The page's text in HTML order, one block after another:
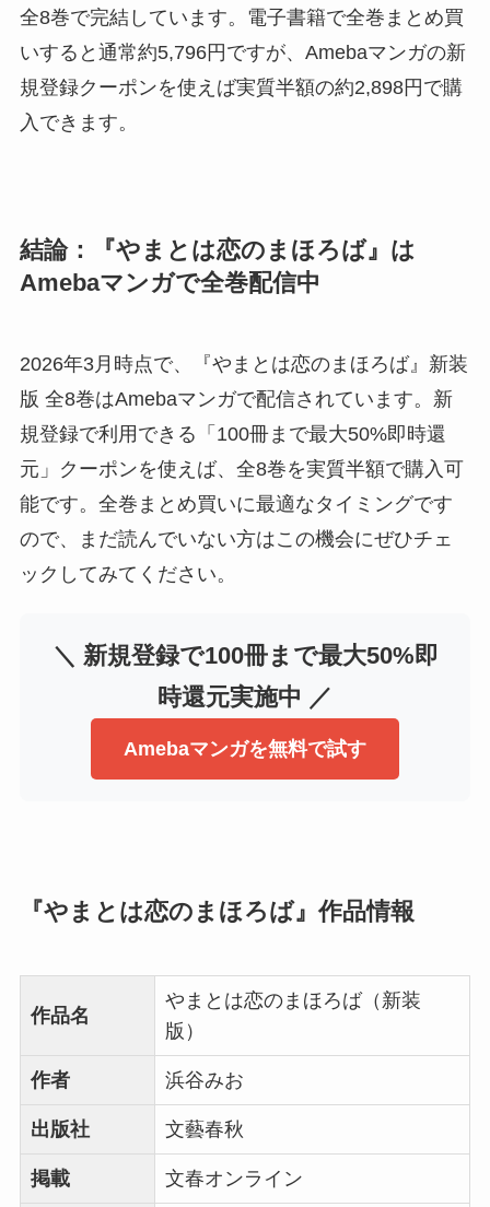
全8巻で完結しています。電子書籍で全巻まとめ買
いすると通常約5,796円ですが、Amebaマンガの新
規登録クーポンを使えば実質半額の約2,898円で購
入できます。
結論：『やまとは恋のまほろば』は
Amebaマンガで全巻配信中
2026年3月時点で、『やまとは恋のまほろば』新装
版 全8巻はAmebaマンガで配信されています。新
規登録で利用できる「100冊まで最大50%即時還
元」クーポンを使えば、全8巻を実質半額で購入可
能です。全巻まとめ買いに最適なタイミングです
ので、まだ読んでいない方はこの機会にぜひチェ
ックしてみてください。
＼ 新規登録で100冊まで最大50%即
時還元実施中 ／
Amebaマンガを無料で試す
『やまとは恋のまほろば』作品情報
作品名
やまとは恋のまほろば（新装
版）
作者 浜谷みお
出版社 文藝春秋
掲載 文春オンライン